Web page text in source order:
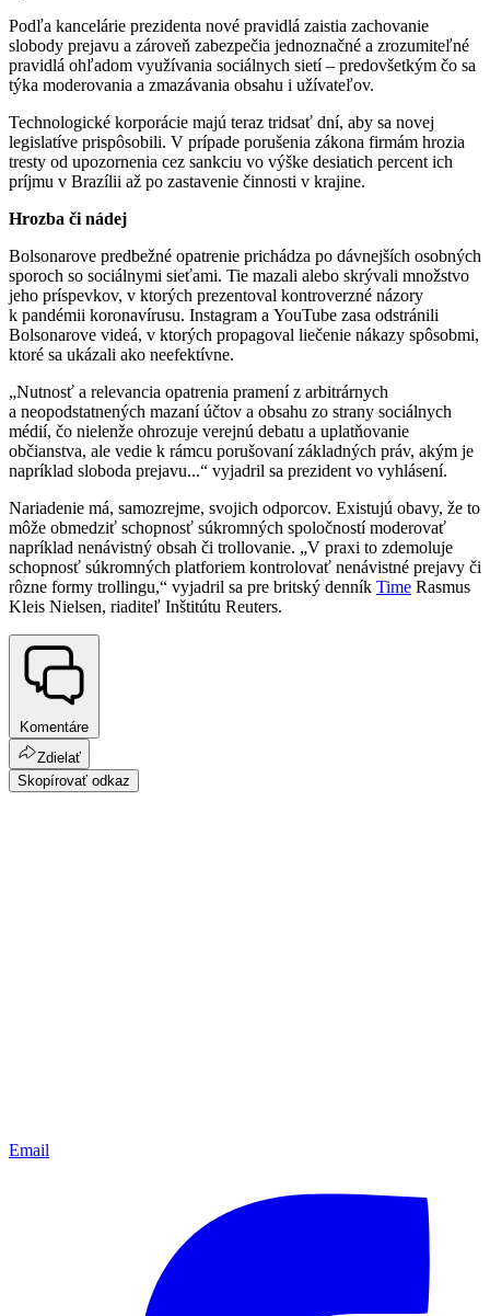
Podľa kancelárie prezidenta nové pravidlá zaistia zachovanie
slobody prejavu a zároveň zabezpečia jednoznačné a zrozumiteľné
pravidlá ohľadom využívania sociálnych sietí – predovšetkým čo sa
týka moderovania a zmazávania obsahu i užívateľov.
Technologické korporácie majú teraz tridsať dní, aby sa novej
legislatíve prispôsobili. V prípade porušenia zákona firmám hrozia
tresty od upozornenia cez sankciu vo výške desiatich percent ich
príjmu v Brazílii až po zastavenie činnosti v krajine.
Hrozba či nádej
Bolsonarove predbežné opatrenie prichádza po dávnejších osobných
sporoch so sociálnymi sieťami. Tie mazali alebo skrývali množstvo
jeho príspevkov, v ktorých prezentoval kontroverzné názory
k pandémii koronavírusu. Instagram a YouTube zasa odstránili
Bolsonarove videá, v ktorých propagoval liečenie nákazy spôsobmi,
ktoré sa ukázali ako neefektívne.
„Nutnosť a relevancia opatrenia pramení z arbitrárnych
a neopodstatnených mazaní účtov a obsahu zo strany sociálnych
médií, čo nielenže ohrozuje verejnú debatu a uplatňovanie
občianstva, ale vedie k rámcu porušovaní základných práv, akým je
napríklad sloboda prejavu...“ vyjadril sa prezident vo vyhlásení.
Nariadenie má, samozrejme, svojich odporcov. Existujú obavy, že to
môže obmedziť schopnosť súkromných spoločností moderovať
napríklad nenávistný obsah či trollovanie. „V praxi to zdemoluje
schopnosť súkromných platforiem kontrolovať nenávistné prejavy či
rôzne formy trollingu,“ vyjadril sa pre britský denník Time Rasmus
Kleis Nielsen, riaditeľ Inštitútu Reuters.
Komentáre
Zdielať
Skopírovať odkaz
Email